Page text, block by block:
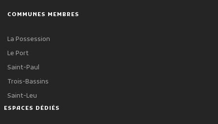
COMMUNES MEMBRES
La Possession
Le Port
Saint-Paul
Trois-Bassins
Saint-Leu
ESPACES DÉDIÉS